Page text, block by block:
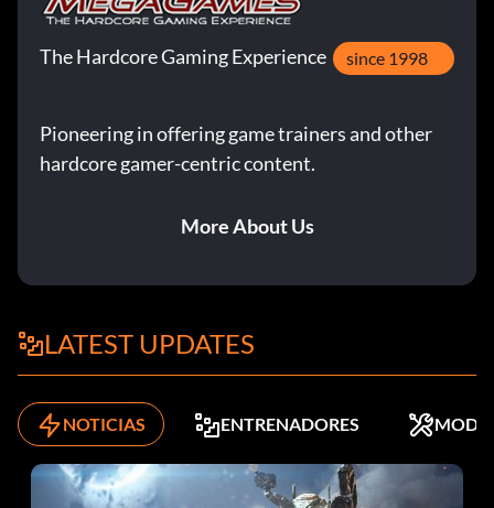
The Hardcore Gaming Experience since 1998
Pioneering in offering game trainers and other
hardcore gamer-centric content.
More About Us
LATEST UPDATES
NOTICIAS ENTRENADORES MODS